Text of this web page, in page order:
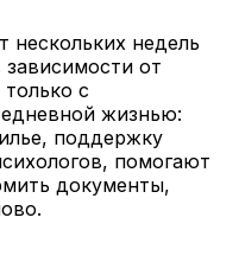
недель
от
с
жизнью:
поддержку
помогают
документы,